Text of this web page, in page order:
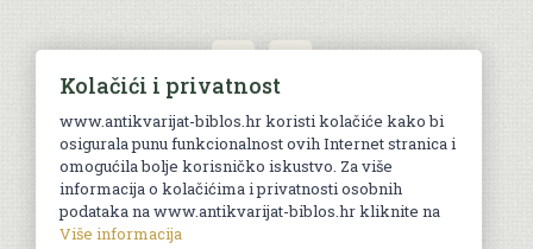
Uvjeti kupnje
Kolačići i privatnost
www.antikvarijat-biblos.hr koristi kolačiće kako bi
osigurala punu funkcionalnost ovih Internet stranica i
omogućila bolje korisničko iskustvo. Za više
informacija o kolačićima i privatnosti osobnih
podataka na www.antikvarijat-biblos.hr kliknite na
Više informacija